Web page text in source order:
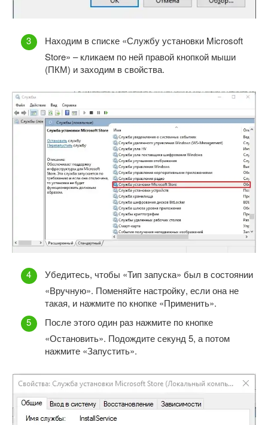
Находим в списке «Службу установки Microsoft
Store» – кликаем по ней правой кнопкой мыши
(ПКМ) и заходим в свойства.
Убедитесь, чтобы «Тип запуска» был в состоянии
«Вручную». Поменяйте настройку, если она не
такая, и нажмите по кнопке «Применить».
После этого один раз нажмите по кнопке
«Остановить». Подождите секунд 5, а потом
нажмите «Запустить».